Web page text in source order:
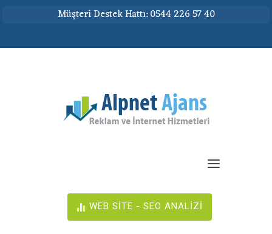
Müşteri Destek Hattı: 0544 226 57 40
WEB SİTE - SEO ANALİZİ